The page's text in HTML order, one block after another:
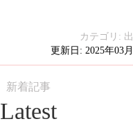
カテゴリ:
更新日: 2025年03
新着記事
Latest